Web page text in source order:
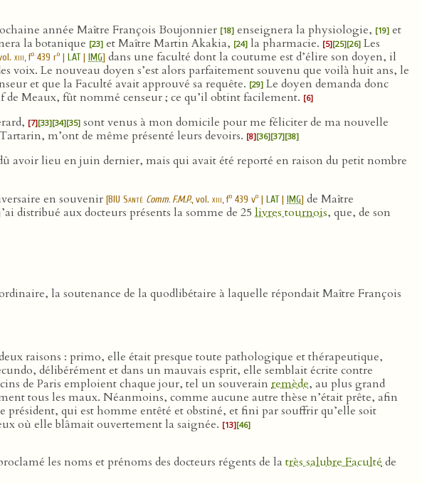
année Maître François Boujonnier [18] enseignera la physiologie, [19] et
la botanique [23] et Maître Martin Akakia, [24] la pharmacie. [5][25][26] Les
xiii, fo 439 ro | LAT| IMG] dans une faculté dont la coutume est d’élire son doyen, il
voix. Le nouveau doyen s’est alors parfaitement souvenu que voilà huit ans, le
et que la Faculté avait approuvé sa requête. [29] Le doyen demanda donc
de Meaux, fût nommé censeur ; ce qu’il obtint facilement. [6]
[7][33][34][35] sont venus à mon domicile pour me féliciter de ma nouvelle
m’ont de même présenté leurs devoirs. [8][36][37][38]
avoir lieu en juin dernier, mais qui avait été reporté en raison du petit nombre
en souvenir [BIU Santé Comm. F.M.P., vol. xiii, fo 439 vo | LAT| IMG] de Maître
distribué aux docteurs présents la somme de 25 livres tournois, que, de son
la soutenance de la quodlibétaire à laquelle répondait Maître François
raisons : primo, elle était presque toute pathologique et thérapeutique,
délibérément et dans un mauvais esprit, elle semblait écrite contre
de Paris emploient chaque jour, tel un souverain remède, au plus grand
tous les maux. Néanmoins, comme aucune autre thèse n’était prête, afin
président, qui est homme entêté et obstiné, et fini par souffrir qu’elle soit
où elle blâmait ouvertement la saignée. [13][46]
les noms et prénoms des docteurs régents de la très salubre Facultéde